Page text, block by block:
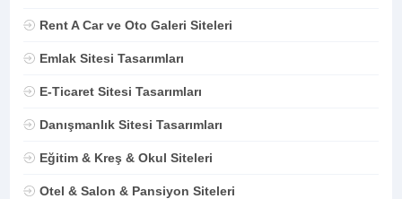
Rent A Car ve Oto Galeri Siteleri
Emlak Sitesi Tasarımları
E-Ticaret Sitesi Tasarımları
Danışmanlık Sitesi Tasarımları
Eğitim & Kreş & Okul Siteleri
Otel & Salon & Pansiyon Siteleri